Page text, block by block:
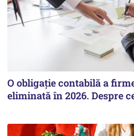
O obligație contabilă a
eliminată în 2026. Despre